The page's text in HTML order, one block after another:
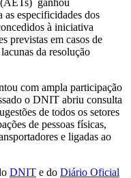
as especificidades dos
à iniciativa
previstas em casos de
da resolução
com ampla participação
o DNIT abriu consulta
de todos os setores
de pessoas físicas,
e ligadas ao
DNIT e do Diário Oficial